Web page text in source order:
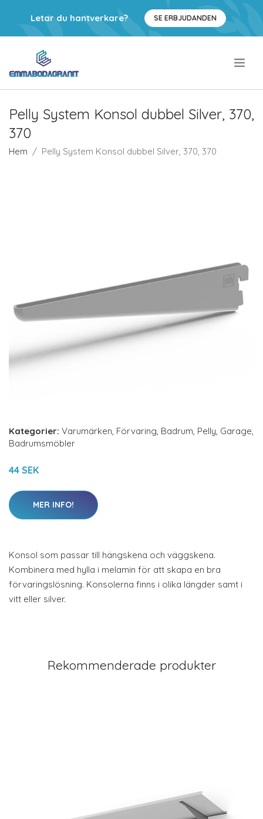
Letar du hantverkare? SE ERBJUDANDEN
Pelly System Konsol dubbel Silver, 370,
370
Hem Pelly System Konsol dubbel Silver, 370, 370
Kategorier: Varumärken, Förvaring, Badrum, Pelly, Garage,
Badrumsmöbler
44 SEK
MER INFO!
Konsol som passar till hängskena och väggskena.
Kombinera med hylla i melamin för att skapa en bra
förvaringslösning. Konsolerna finns i olika längder samt i
vitt eller silver.
Rekommenderade produkter